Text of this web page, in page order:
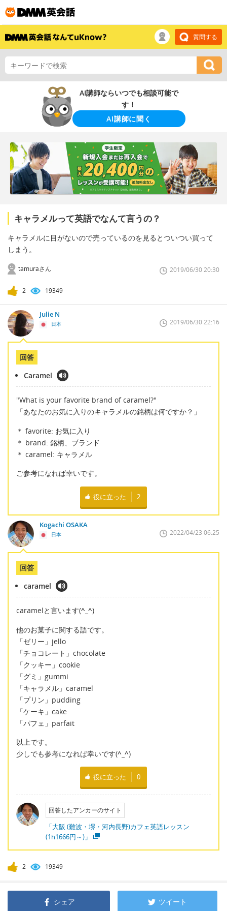
質問する
AI講師ならいつでも相談可能で
す！
AI講師に聞く
キャラメルって英語でなんて言うの？
キャラメルに目がないので売っているのを見るとついつい買って
しまう。
tamuraさん 2019/06/30 20:30
2 19349
Julie N
日本 2019/06/30 22:16
回答
Caramel
"What is your favorite brand of caramel?"
「あなたのお気に入りのキャラメルの銘柄は何ですか？」
＊ favorite: お気に入り
＊ brand: 銘柄、ブランド
＊ caramel: キャラメル
ご参考になれば幸いです。
役に立った 2
Kogachi OSAKA
日本 2022/04/23 06:25
回答
caramel
caramelと言います(^_^)
他のお菓子に関する語です。
「ゼリー」jello
「チョコレート」chocolate
「クッキー」cookie
「グミ」gummi
「キャラメル」caramel
「プリン」pudding
「ケーキ」cake
「パフェ」parfait
以上です。
少しでも参考になれば幸いです(^_^)
役に立った 0
回答したアンカーのサイト
「大阪 (難波・堺・河内長野)カフェ英語レッスン
(1h1666円～)」
2 19349
シェア ツイート